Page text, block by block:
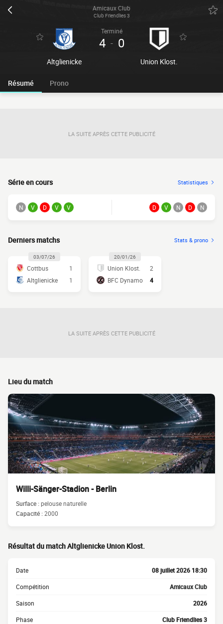
Amicaux Club
Club Friendlies 3
Altglienicke
Terminé
4 - 0
Union Klost.
Résumé Prono
LA SUITE APRÈS CETTE PUBLICITÉ
Série en cours Statistiques
N V D V V D V N D N
Derniers matchs Stats & prono
03/07/26
Cottbus
1
Altglienicke
1
20/01/26
Union Klost.
2
BFC Dynamo
4
LA SUITE APRÈS CETTE PUBLICITÉ
Lieu du match
Willi-Sänger-Stadion - Berlin
Surface :pelouse naturelle
Capacité :2000
Résultat du match Altglienicke Union Klost.
Date 08 juillet 2026 18:30
Compétition Amicaux Club
Saison 2026
Phase Club Friendlies 3